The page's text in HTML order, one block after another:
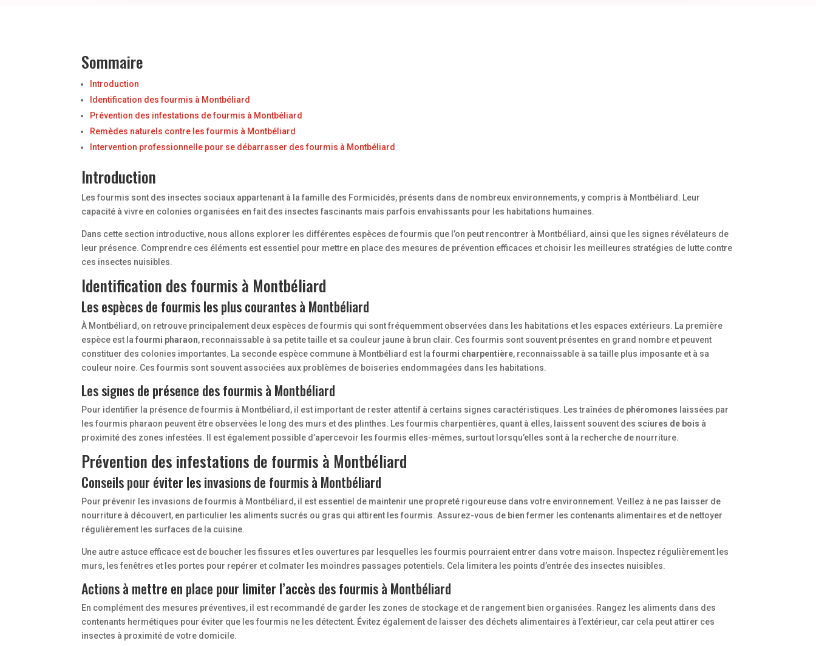
Sommaire
Introduction
Identification des fourmis à Montbéliard
Prévention des infestations de fourmis à Montbéliard
Remèdes naturels contre les fourmis à Montbéliard
Intervention professionnelle pour se débarrasser des fourmis à Montbéliard
Introduction
Les fourmis sont des insectes sociaux appartenant à la famille des Formicidés, présents dans de nombreux environnements, y compris à Montbéliard. Leur
capacité à vivre en colonies organisées en fait des insectes fascinants mais parfois envahissants pour les habitations humaines.
Dans cette section introductive, nous allons explorer les différentes espèces de fourmis que l’on peut rencontrer à Montbéliard, ainsi que les signes révélateurs de
leur présence. Comprendre ces éléments est essentiel pour mettre en place des mesures de prévention efficaces et choisir les meilleures stratégies de lutte contre
ces insectes nuisibles.
Identification des fourmis à Montbéliard
Les espèces de fourmis les plus courantes à Montbéliard
À Montbéliard, on retrouve principalement deux espèces de fourmis qui sont fréquemment observées dans les habitations et les espaces extérieurs. La première
espèce est lafourmi pharaon, reconnaissable à sa petite taille et sa couleur jaune à brun clair. Ces fourmis sont souvent présentes en grand nombre et peuvent
constituer des colonies importantes. La seconde espèce commune à Montbéliard est lafourmi charpentière, reconnaissable à sa taille plus imposante et à sa
couleur noire. Ces fourmis sont souvent associées aux problèmes de boiseries endommagées dans les habitations.
Les signes de présence des fourmis à Montbéliard
Pour identifier la présence de fourmis à Montbéliard, il est important de rester attentif à certains signes caractéristiques. Les traînées de phéromones laissées par
les fourmis pharaon peuvent être observées le long des murs et des plinthes. Les fourmis charpentières, quant à elles, laissent souvent des sciures de bois à
proximité des zones infestées. Il est également possible d’apercevoir les fourmis elles-mêmes, surtout lorsqu’elles sont à la recherche de nourriture.
Prévention des infestations de fourmis à Montbéliard
Conseils pour éviter les invasions de fourmis à Montbéliard
Pour prévenir les invasions de fourmis à Montbéliard, il est essentiel de maintenir une propreté rigoureuse dans votre environnement. Veillez à ne pas laisser de
nourriture à découvert, en particulier les aliments sucrés ou gras qui attirent les fourmis. Assurez-vous de bien fermer les contenants alimentaires et de nettoyer
régulièrement les surfaces de la cuisine.
Une autre astuce efficace est de boucher les fissures et les ouvertures par lesquelles les fourmis pourraient entrer dans votre maison. Inspectez régulièrement les
murs, les fenêtres et les portes pour repérer et colmater les moindres passages potentiels. Cela limitera les points d’entrée des insectes nuisibles.
Actions à mettre en place pour limiter l’accès des fourmis à Montbéliard
En complément des mesures préventives, il est recommandé de garder les zones de stockage et de rangement bien organisées. Rangez les aliments dans des
contenants hermétiques pour éviter que les fourmis ne les détectent. Évitez également de laisser des déchets alimentaires à l’extérieur, car cela peut attirer ces
insectes à proximité de votre domicile.